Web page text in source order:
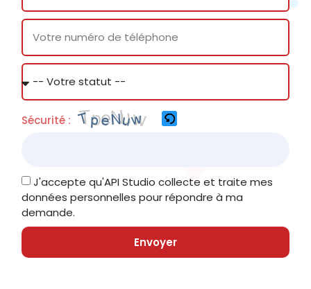
Sécurité :
J'accepte qu'API Studio collecte et traite mes
données personnelles pour répondre à ma
demande.
Envoyer